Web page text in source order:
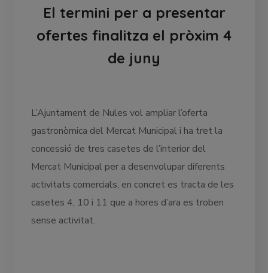
El termini per a presentar
ofertes finalitza el pròxim 4
de juny
L’Ajuntament de Nules vol ampliar l’oferta
gastronòmica del Mercat Municipal i ha tret la
concessió de tres casetes de l’interior del
Mercat Municipal per a desenvolupar diferents
activitats comercials, en concret es tracta de les
casetes 4, 10 i 11 que a hores d’ara es troben
sense activitat.